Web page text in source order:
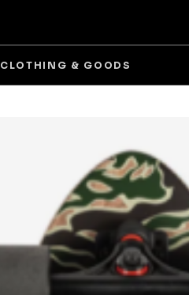
Bottoms
Bags &
CLOTHING & GOODS